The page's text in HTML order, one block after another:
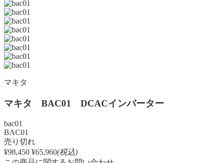
マキタ
マキタ BAC01 DCACインバーター
bac01
BAC01
売り切れ
¥98,450 ¥65,960(税込)